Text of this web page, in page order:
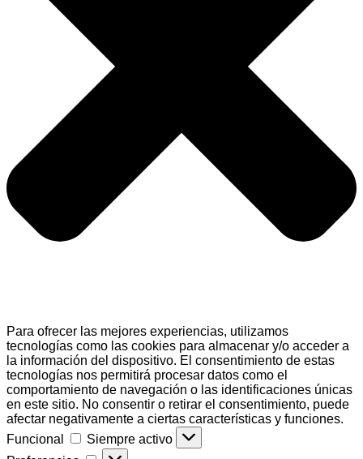
Para ofrecer las mejores experiencias, utilizamos
tecnologías como las cookies para almacenar y/o acceder a
la información del dispositivo. El consentimiento de estas
tecnologías nos permitirá procesar datos como el
comportamiento de navegación o las identificaciones únicas
en este sitio. No consentir o retirar el consentimiento, puede
afectar negativamente a ciertas características y funciones.
Funcional
Funcional
Siempre activo
Preferencias